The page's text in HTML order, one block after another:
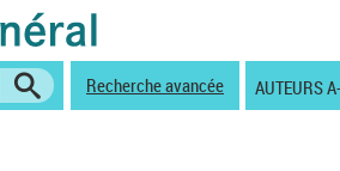
Recherche avancée AUTEURS